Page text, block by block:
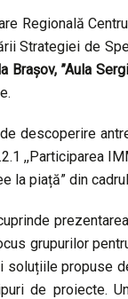
Regională
Strategiei de
Brașov, ”Aula
descoperire
,,Participarea
la piață” din
grupurilor
soluțiile propuse
de proiecte.